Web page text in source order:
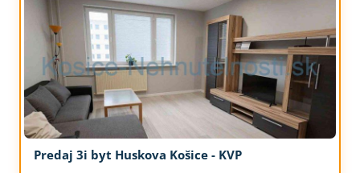
Predaj 3i byt Huskova Košice - KVP